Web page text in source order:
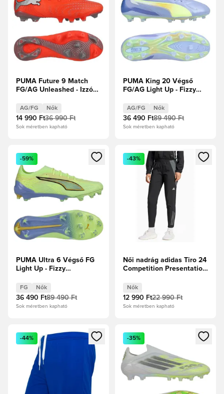
PUMA Future 9 Match
FG/AG Unleashed - Izzó
Fekete/Puma ezüst Női
AG/FG Nők
14 990 Ft36 990 Ft
Sok méretben kapható
PUMA King 20 Végső
FG/AG Light Up - Fizzy
Levendula Női
AG/FG Nők
36 490 Ft89 490 Ft
Sok méretben kapható
Megnyit egy modált a bejelentkezéshez vagy a tagként
-59%
PUMA Ultra 6 Végső FG
Light Up - Fizzy
Levendula Női
FG Nők
36 490 Ft89 490 Ft
Sok méretben kapható
Megnyit egy modált a
-43%
Női nadrág adidas Tiro 24
Competition Presentation
Nők
12 990 Ft22 990 Ft
Sok méretben kapható
Megnyit egy modált a bejelentkezéshez vagy a tagként
-44%
Megnyit egy modált a
-35%